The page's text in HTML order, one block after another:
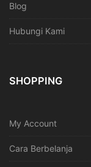
Blog
Hubungi Kami
SHOPPING
My Account
Cara Berbelanja